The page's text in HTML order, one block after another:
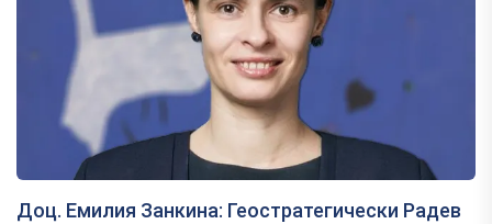
Доц. Емилия Занкина: Геостратегически Радев